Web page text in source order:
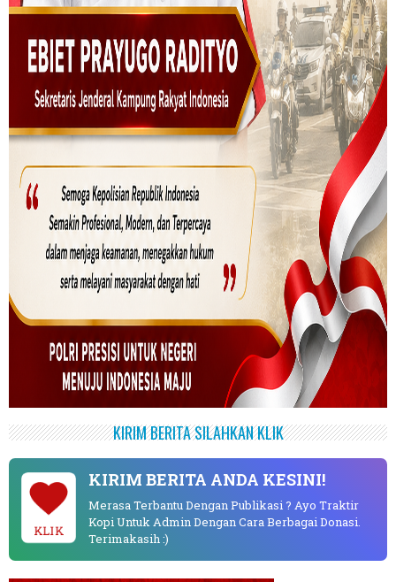
KIRIM BERITA SILAHKAN KLIK
KLIK
KIRIM BERITA ANDA KESINI!
Merasa Terbantu Dengan Publikasi ? Ayo Traktir
Kopi Untuk Admin Dengan Cara Berbagai Donasi.
Terimakasih :)